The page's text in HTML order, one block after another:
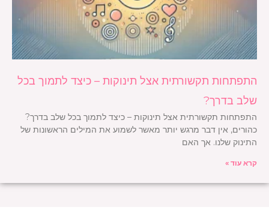
התפתחות תקשורתית אצל תינוקות – כיצד לתמוך בכל
שלב בדרך?
התפתחות תקשורתית אצל תינוקות – כיצד לתמוך בכל שלב בדרך?
כהורים, אין דבר מרגש יותר מאשר לשמוע את המילים הראשונות של
התינוק שלנו. אך האם
קרא עוד »